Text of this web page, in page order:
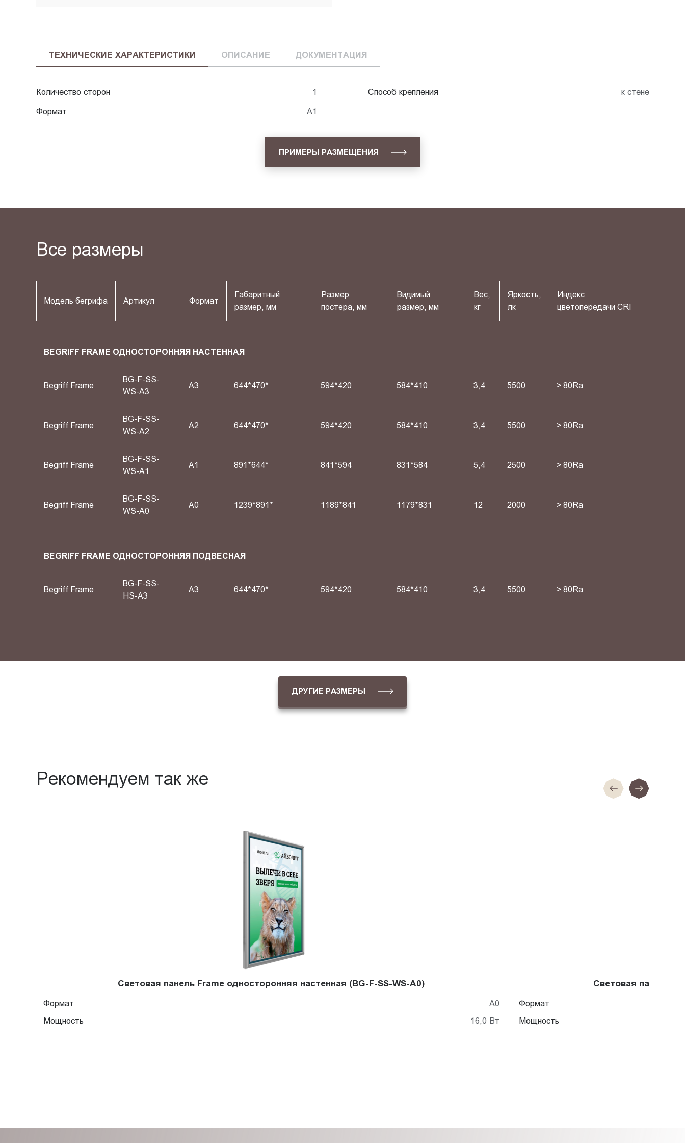
ТЕХНИЧЕСКИЕ ХАРАКТЕРИСТИКИ ОПИСАНИЕ ДОКУМЕНТАЦИЯ
Количество сторон 1
Формат А1
Способ крепления к стене
ПРИМЕРЫ РАЗМЕЩЕНИЯ
Все размеры
Модель бегрифа Артикул Формат
Габаритный
размер, мм
Размер
постера, мм
Видимый
размер, мм
Вес,
кг
Яркость,
лк
Индекс
цветопередачи СRI
BEGRIFF FRAME ОДНОСТОРОННЯЯ НАСТЕННАЯ
Begriff Frame
BG-F-SS-
WS-A3
A3 644*470* 594*420 584*410 3,4 5500 > 80Ra
Begriff Frame
BG-F-SS-
WS-A2
A2 644*470* 594*420 584*410 3,4 5500 > 80Ra
Begriff Frame
BG-F-SS-
WS-A1
А1 891*644* 841*594 831*584 5,4 2500 > 80Ra
Begriff Frame
BG-F-SS-
WS-A0
А0 1239*891* 1189*841 1179*831 12 2000 > 80Ra
BEGRIFF FRAME ОДНОСТОРОННЯЯ ПОДВЕСНАЯ
Begriff Frame
BG-F-SS-
HS-A3
A3 644*470* 594*420 584*410 3,4 5500 > 80Ra
ДРУГИЕ РАЗМЕРЫ
Рекомендуем так же
Световая панель Frame односторонняя настенная (BG-F-SS-WS-A0)
Формат
A0
Мощность
16,0 Вт
Световая панель
Формат
Мощность